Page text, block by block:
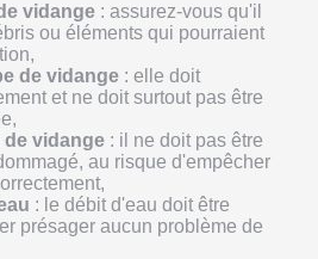
vidange : assurez-vous qu'il
ou éléments qui pourraient
de vidange : elle doit
et ne doit surtout pas être
de vidange : il ne doit pas être
au risque d'empêcher
: le débit d'eau doit être
présager aucun problème de